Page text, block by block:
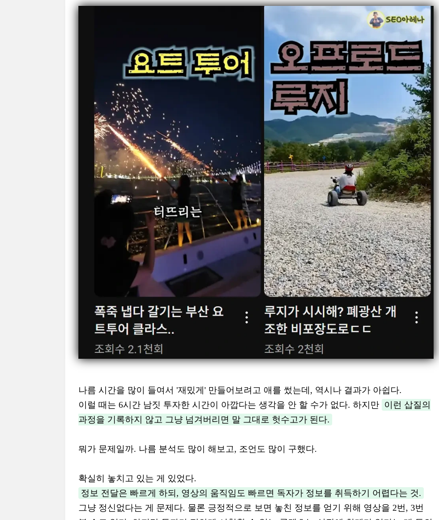
나름 시간을 많이 들여서 '재밌게' 만들어보려고 애를 썼는데, 역시나 결과가 아쉽다.
이럴 때는 6시간 남짓 투자한 시간이 아깝다는 생각을 안 할 수가 없다. 하지만 이런 삽질의
과정을 기록하지 않고 그냥 넘겨버리면 말 그대로 헛수고가 된다.
뭐가 문제일까. 나름 분석도 많이 해보고, 조언도 많이 구했다.
확실히 놓치고 있는 게 있었다.
정보 전달은 빠르게 하되, 영상의 움직임도 빠르면 독자가 정보를 취득하기 어렵다는 것.
그냥 정신없다는 게 문제다. 물론 긍정적으로 보면 놓친 정보를 얻기 위해 영상을 2번, 3번